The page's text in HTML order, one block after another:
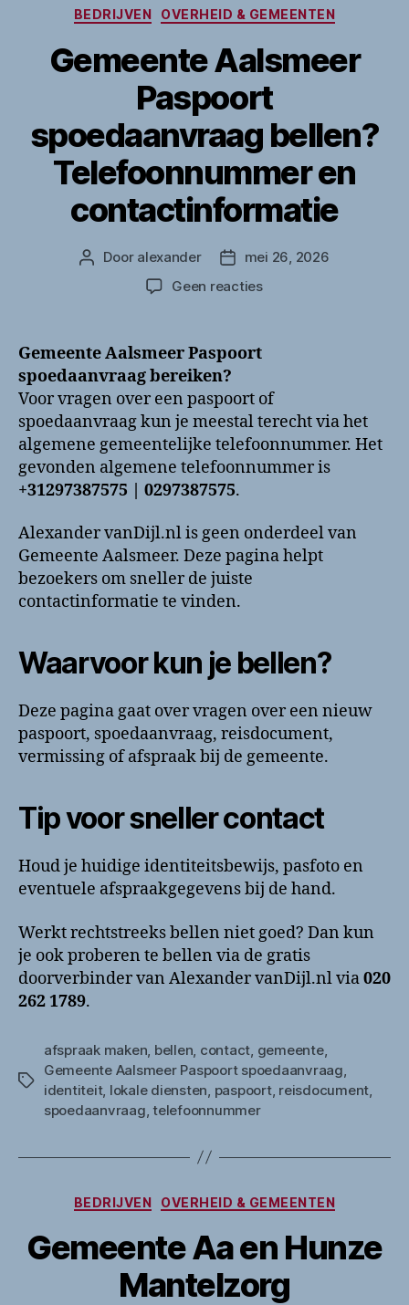
Categorieën
BEDRIJVEN OVERHEID & GEMEENTEN
Gemeente Aalsmeer
Paspoort
spoedaanvraag bellen?
Telefoonnummer en
contactinformatie
Berichtauteur
Door alexander Berichtdatum
mei 26, 2026
Geen reactiesop
Telefoonnummer
en
contactinformatie
Gemeente Aalsmeer Paspoort
spoedaanvraag bereiken?
Voor vragen over een paspoort of
spoedaanvraag kun je meestal terecht via het
algemene gemeentelijke telefoonnummer. Het
gevonden algemene telefoonnummer is
+31297387575 | 0297387575.
Alexander vanDijl.nl is geen onderdeel van
Gemeente Aalsmeer. Deze pagina helpt
bezoekers om sneller de juiste
contactinformatie te vinden.
Waarvoor kun je bellen?
Deze pagina gaat over vragen over een nieuw
paspoort, spoedaanvraag, reisdocument,
vermissing of afspraak bij de gemeente.
Tip voor sneller contact
Houd je huidige identiteitsbewijs, pasfoto en
eventuele afspraakgegevens bij de hand.
Werkt rechtstreeks bellen niet goed? Dan kun
je ook proberen te bellen via de gratis
doorverbinder van Alexander vanDijl.nl via020
262 1789.
Tags
afspraak maken bellen contact gemeente,
Gemeente Aalsmeer Paspoort spoedaanvraag
identiteit, lokale diensten paspoort, reisdocument
spoedaanvraag ,telefoonnummer
Categorieën
BEDRIJVEN OVERHEID & GEMEENTEN
Gemeente Aa en Hunze
Mantelzorg